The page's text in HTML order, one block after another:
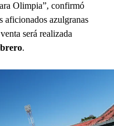
Olimpia”, confirmó
aficionados azulgranas
será realizada
.